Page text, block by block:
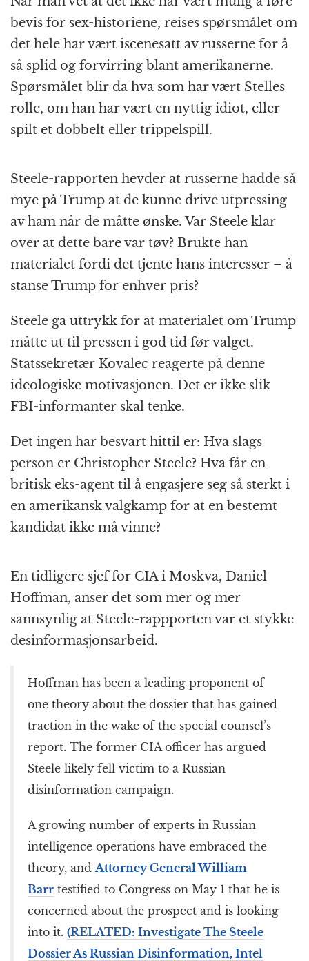
bevis for sex-historiene, reises spørsmålet om
det hele har vært iscenesatt av russerne for å
så splid og forvirring blant amerikanerne.
Spørsmålet blir da hva som har vært Stelles
rolle, om han har vært en nyttig idiot, eller
spilt et dobbelt eller trippelspill.
Steele-rapporten hevder at russerne hadde så
mye på Trump at de kunne drive utpressing
av ham når de måtte ønske. Var Steele klar
over at dette bare var tøv? Brukte han
materialet fordi det tjente hans interesser – å
stanse Trump for enhver pris?
Steele ga uttrykk for at materialet om Trump
måtte ut til pressen i god tid før valget.
Statssekretær Kovalec reagerte på denne
ideologiske motivasjonen. Det er ikke slik
FBI-informanter skal tenke.
Det ingen har besvart hittil er: Hva slags
person er Christopher Steele? Hva får en
britisk eks-agent til å engasjere seg så sterkt i
en amerikansk valgkamp for at en bestemt
kandidat ikke må vinne?
En tidligere sjef for CIA i Moskva, Daniel
Hoffman, anser det som mer og mer
sannsynlig at Steele-rappporten var et stykke
desinformasjonsarbeid.
Hoffman has been a leading proponent of
one theory about the dossier that has gained
traction in the wake of the special counsel’s
report. The former CIA officer has argued
Steele likely fell victim to a Russian
disinformation campaign.
A growing number of experts in Russian
intelligence operations have embraced the
theory, and Attorney General William
Barr testified to Congress on May 1 that he is
concerned about the prospect and is looking
into it. (RELATED: Investigate The Steele
Dossier As Russian Disinformation, Intel